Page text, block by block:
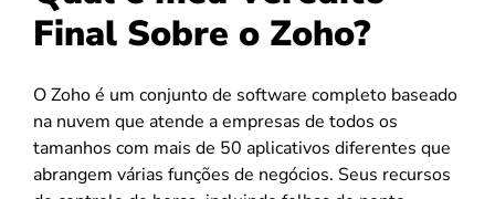
Final Sobre o Zoho?
O Zoho é um conjunto de software completo baseado
na nuvem que atende a empresas de todos os
tamanhos com mais de 50 aplicativos diferentes que
abrangem várias funções de negócios. Seus recursos